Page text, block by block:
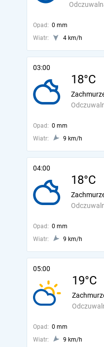
Opad: 0 mm
Wiatr:
4 km/h
03:00
18°C
Opad: 0 mm
Wiatr:
9 km/h
04:00
18°C
Opad: 0 mm
Wiatr:
9 km/h
05:00
19°C
Opad: 0 mm
Wiatr:
9 km/h